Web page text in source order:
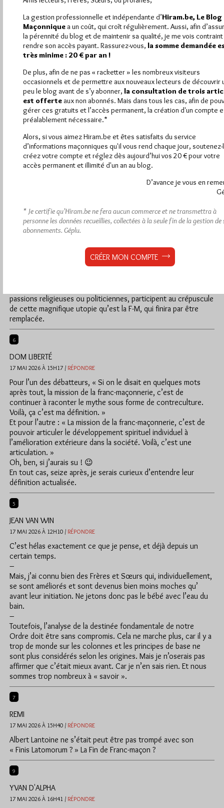
18 MAI 2026 À 16H39 / RÉPONDRE
Il faudrait peut-être mener une petite étude sur la question
suivante : pourquoi avons-nous rejoint la FM ?
Quel a été l’impact de la FM sur ses membres ?
YADEB
17 MAI 2026 À 16H10 / RÉPONDRE
recommencer. Entre 1630 et 1660, les guerres civiles ont
divisé et ensanglanté les Îles Britanniques. Directement ou
indirectement, l’Angleterre a perdu 4 % de sa population,
l’Écosse 6 % et l’Irlande autour de 30 %… Tout cela est bien
Ne serait-ce qu’en Europe, faire se parler ceux qui, après s’être
nécessaire de diverses manières hier, l’est aujourd’hui et le
sera demain. Des espaces de sociabilité seront, dans ce but,
toujours indispensables, car l’Humain est définitivement c…
importe ; qu’ils utilisent un rituel X, Y, Z ou oméga, peu
importe aussi : l’essentiel est de pacifier les esprits, j’allais dire
les âmes. Y participer ne peut que conduire, par ricochet, à
passions religieuses ou politiciennes, participent au crépuscule
de cette magnifique utopie qu’est la F-M, qui finira par être
remplacée.
6
DOM LIBERTÉ
17 MAI 2026 À 15H17 / RÉPONDRE
Pour l’un des débatteurs, « Si on le disait en quelques mots
après tout, la mission de la franc-maçonnerie, c’est de
continuer à raconter le mythe sous forme de contreculture.
Voilà, ça c’est ma définition. »
Et pour l’autre : « La mission de la franc-maçonnerie, c’est de
pouvoir articuler le développement spirituel individuel à
l’amélioration extérieure dans la société. Voilà, c’est une
articulation. »
Oh, ben, si j’aurais su ! 😉
En tout cas, seize après, je serais curieux d’entendre leur
définition actualisée.
5
JEAN VAN WIN
17 MAI 2026 À 12H10 / RÉPONDRE
C’est hélas exactement ce que je pense, et déjà depuis un
certain temps.
–
Mais, j’ai connu bien des Frères et Sœurs qui, individuellement,
se sont améliorés et sont devenus bien moins moches qu’
avant leur initiation. Ne jetons donc pas le bébé avec l’eau du
bain.
–
Toutefois, l’analyse de la destinée fondamentale de notre
Ordre doit être sans compromis. Cela ne marche plus, car il y a
trop de monde sur les colonnes et les principes de base ne
sont plus considérés selon les origines. Mais je n’oserais pas
affirmer que c’était mieux avant. Car je n’en sais rien. Et nous
sommes trop nombreux à « savoir ».
7
REMI
17 MAI 2026 À 15H40 / RÉPONDRE
Albert Lantoine ne s’était peut être pas trompé avec son
« Finis Latomorum ? » La Fin de Franc-maçon ?
9
YVAN D'ALPHA
17 MAI 2026 À 16H41 / RÉPONDRE
La gestion professionnelle et indépendante d’Hiram.be, Le Blog
Maçonnique a un coût, qui croît régulièrement. Aussi, afin
la pérennité du blog et de maintenir sa qualité, je me vois
rendre son accès payant. Rassurez-vous, la somme demandée
très minime : 20 € par an !
De plus, afin de ne pas « racketter » les nombreux visiteurs
occasionnels et de permettre aux nouveaux lecteurs de découvrir
peu le blog avant de s’y abonner, la consultation de trois
est offerte aux non abonnés. Mais dans tous les cas, afin de
gérer ces gratuits et l’accès permanent, la création d'un compte
préalablement nécessaire.*
Alors, si vous aimez Hiram.be et êtes satisfaits du service
d’informations maçonniques qu'il vous rend chaque jour,
créez votre compte et réglez dès aujourd’hui vos 20 € pour votre
accès permanent et illimité d'un an au blog.
D’avance je vous en
* Je certifie qu’Hiram.be ne fera aucun commerce et ne transmettra à
personne les données recueillies, collectées à la seule fin de la gestion de
abonnements. Géplu.
CRÉER MON COMPTE